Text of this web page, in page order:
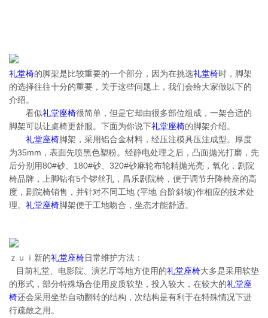
礼堂椅的脚架是比较重要的一个部分，因为在挑选礼堂椅时，脚架
的选择往往十分的重要，关于这些问题上，我们会给大家做以下的
介绍。
看似礼堂座椅很简单，但是它却由很多部位组成，一架合适的
脚架可以让桌椅更舒服。下面为你说下礼堂座椅的脚架介绍。
礼堂座椅脚架，采用铝合金材料，经压注模具压注成型。厚度
为35mm，表面先喷黑色塑粉。经静电处理之后，凸面抛光打磨，先
后分别用80#砂、180#砂、320#砂麻轮布轮精抛光亮，氧化，剧院
椅品牌，上脚钻有5个锣丝孔，昌乐剧院椅，便于调节升降椅座的高
度，剧院椅销售，并针对不同工地 (平地 台阶斜坡)作相应的技术处
理。 礼堂座椅脚架便于工地吻合，坐态才能舒适。
ｚｕｉ新的礼堂座椅日常维护方法：
目前礼堂、电影院、演艺厅等地方使用的礼堂座椅大多是采用软垫
的形式，部分特殊场合使用皮质软垫，投入较大，在较大的礼堂座
椅还会采用坐垫自动翻转的结构，次结构是有利于在特殊情况下进
行疏散之用。